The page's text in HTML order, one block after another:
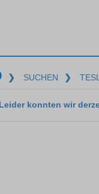
❯ SUCHEN ❯
Leider konnten wir